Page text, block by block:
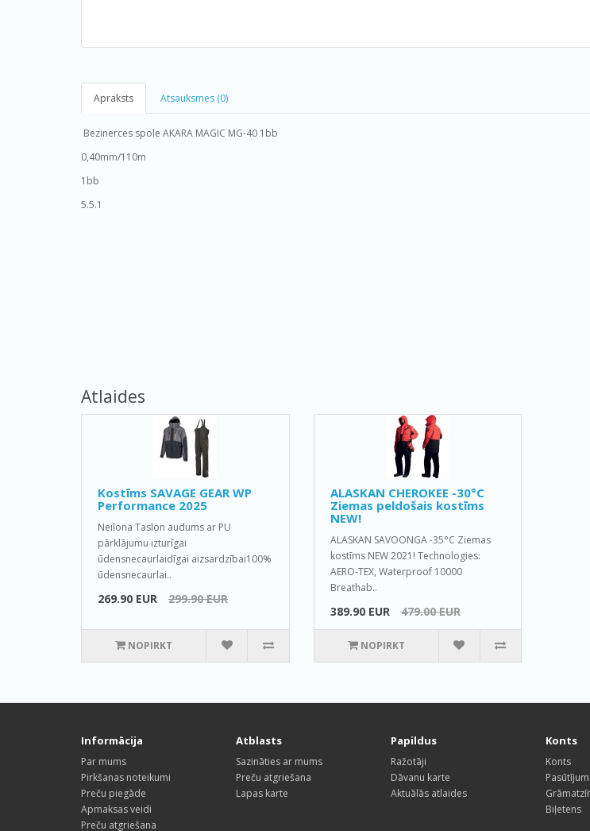
Apraksts Atsauksmes (0)
Bezinerces spole AKARA MAGIC MG-40 1bb
0,40mm/110m
1bb
5.5.1
Atlaides
Kostīms SAVAGE GEAR WP
Performance 2025
Neilona Taslon audums ar PU
pārklājumu izturīgai
ūdensnecaurlaidīgai aizsardzībai100%
ūdensnecaurlai..
269.90 EUR 299.90 EUR
NOPIRKT
ALASKAN CHEROKEE -30°C
Ziemas peldošais kostīms
NEW!
ALASKAN SAVOONGA -35°C Ziemas
kostīms NEW 2021! Technologies:
AERO-TEX, Waterproof 10000
Breathab..
389.90 EUR 479.00 EUR
NOPIRKT
Informācija
Par mums
Pirkšanas noteikumi
Preču piegāde
Apmaksas veidi
Preču atgriešana
Atblasts
Sazināties ar mums
Preču atgriešana
Lapas karte
Papildus
Ražotāji
Dāvanu karte
Aktuālās atlaides
Konts
Konts
Biļetens